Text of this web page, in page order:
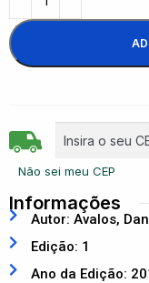
Não sei meu CEP
Informações
Autor: Avalos,
Edição: 1
Ano da Edição: